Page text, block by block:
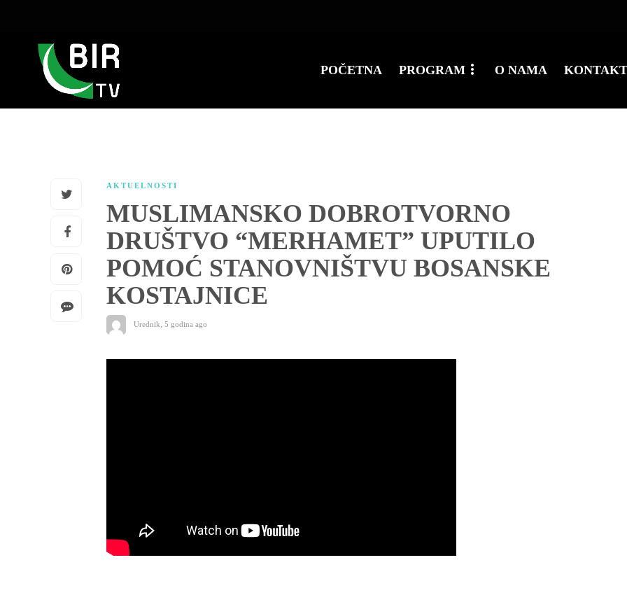
POČETNA PROGRAM O NAMA KONTAKT
AKTUELNOSTI
MUSLIMANSKO DOBROTVORNO
DRUŠTVO “MERHAMET” UPUTILO
POMOĆ STANOVNIŠTVU BOSANSKE
KOSTAJNICE
Urednik 5 godina ago